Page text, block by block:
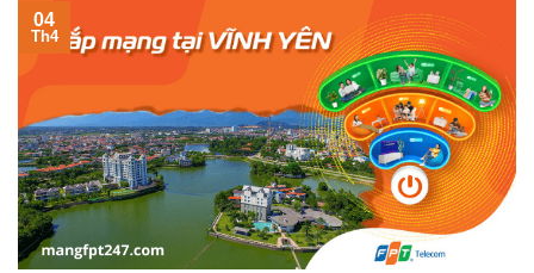
04
Th4